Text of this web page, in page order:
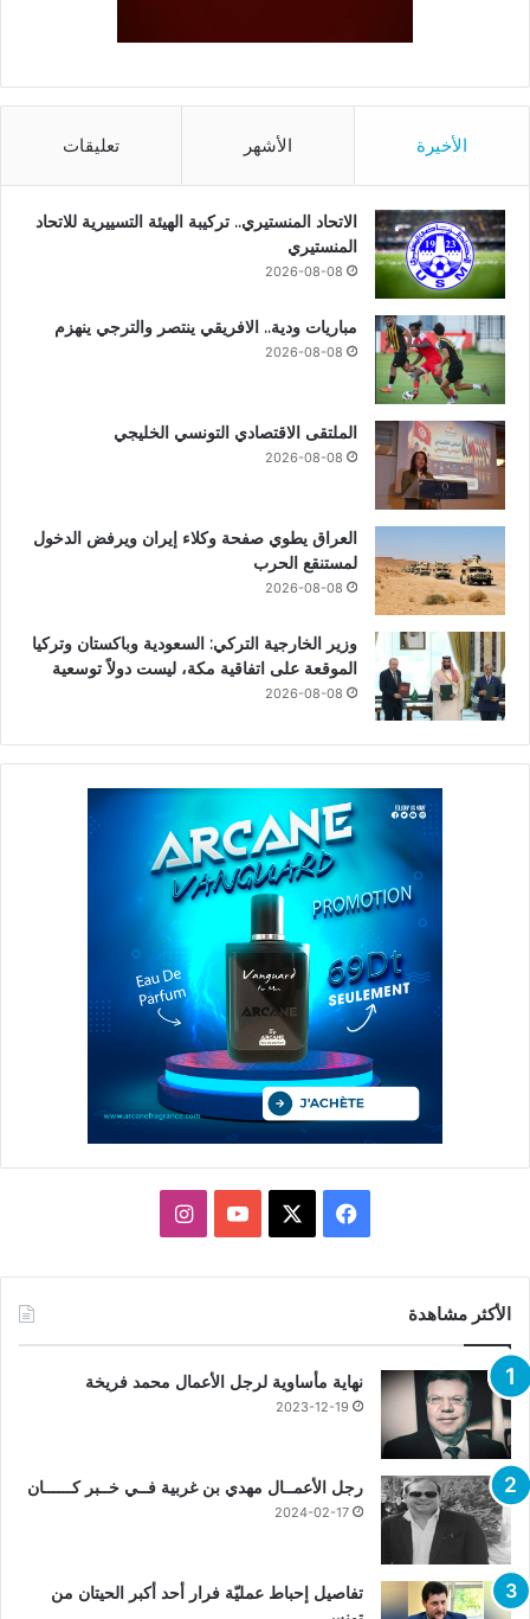
الأخيرة الأشهر تعليقات
الاتحاد المنستيري.. تركيبة الهيئة التسييرية للاتحاد
المنستيري
2026-08-08
مباريات ودية.. الافريقي ينتصر والترجي ينهزم
2026-08-08
الملتقى الاقتصادي التونسي الخليجي
2026-08-08
العراق يطوي صفحة وكلاء إيران ويرفض الدخول
لمستنقع الحرب
2026-08-08
وزير الخارجية التركي: السعودية وباكستان وتركيا
الموقعة على اتفاقية مكة، ليست دولاً توسعية
2026-08-08
فيسبوك يوتيوبانستقرام
الأكثر مشاهدة
نهاية مأساوية لرجل الأعمال محمد فريخة
2023-12-19
رجل الأعمــال مهدي بن غربية فــي خــبر كــــــان
2024-02-17
تفاصيل إحباط عمليّة فرار أحد أكبر الحيتان من